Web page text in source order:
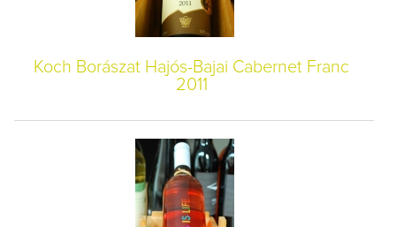
Koch Borászat Hajós-Bajai Cabernet Franc
2011